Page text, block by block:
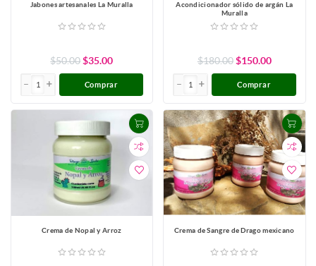
Jabones artesanales La Muralla
$50.00 $35.00
Comprar
Acondicionador sólido de argán La
Muralla
$180.00 $150.00
Comprar
Crema de Nopal y Arroz Crema de Sangre de Drago mexicano